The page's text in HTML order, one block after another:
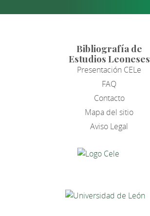
Bibliografía de
Estudios Leoneses
Presentación CELe
FAQ
Contacto
Mapa del sitio
Aviso Legal